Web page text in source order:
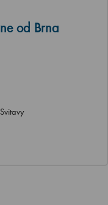
od Brna